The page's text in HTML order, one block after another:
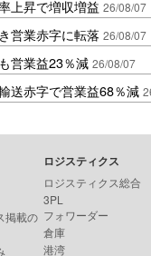
上昇で増収増益 26/08/07
営業赤字に転落 26/08/07
営業益23％減 26/08/07
送赤字で営業益68％減
掲載の
ロジスティクス
ロジスティクス総合
3PL
フォワーダー
倉庫
港湾